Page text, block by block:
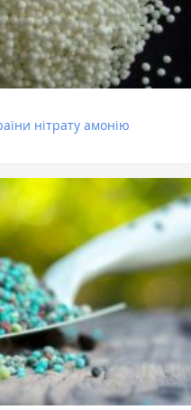
нітрату амонію